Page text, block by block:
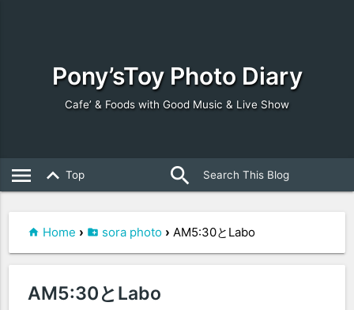
Pony’sToy Photo Diary
Cafe’ & Foods with Good Music & Live Show
menu keyboard_arrow_up Top search
Home › sora photo › AM5:30とLabo
AM5:30とLabo